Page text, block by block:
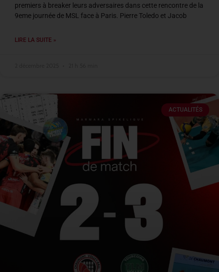
premiers à breaker leurs adversaires dans cette rencontre de la
9eme journée de MSL face à Paris. Pierre Toledo et Jacob
LIRE LA SUITE »
ACTUALITÉS